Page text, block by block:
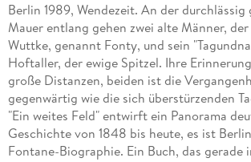
Berlin 1989, Wendezeit. An der durchlässig
Mauer entlang gehen zwei alte Männer,
Wuttke, genannt Fonty, und sein
Hoftaller, der ewige Spitzel. Ihre
große Distanzen, beiden ist die
gegenwärtig wie die sich überstürzenden
"Ein weites Feld" entwirft ein Panorama
Geschichte von 1848 bis heute, es ist
Fontane-Biographie. Ein Buch, das gerade